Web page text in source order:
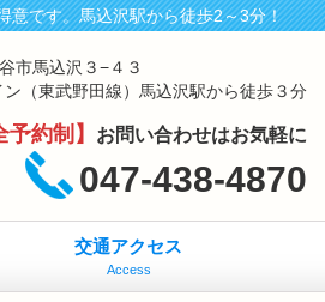
意です。馬込沢駅から徒歩2～3分！
市馬込沢３−４３
（東武野田線）馬込沢駅から徒歩３分
予約制】 お問い合わせはお気軽に
047-438-4870
交通アクセス
Access